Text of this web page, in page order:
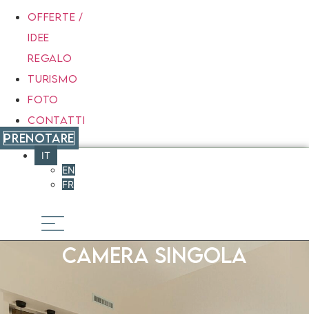
OFFERTE /
IDEE
REGALO
TURISMO
FOTO
CONTATTI
PRENOTARE
IT
EN
FR
Camera singola